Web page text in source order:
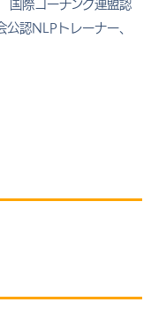
国際コーチング連盟認
公認NLPトレーナー、